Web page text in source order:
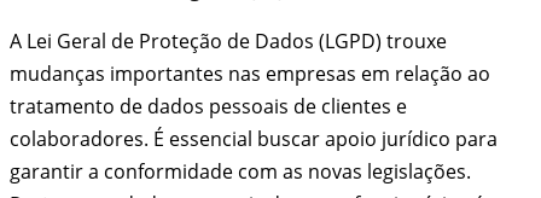
A Lei Geral de Proteção de Dados (LGPD) trouxe
mudanças importantes nas empresas em relação ao
tratamento de dados pessoais de clientes e
colaboradores. É essencial buscar apoio jurídico para
garantir a conformidade com as novas legislações.